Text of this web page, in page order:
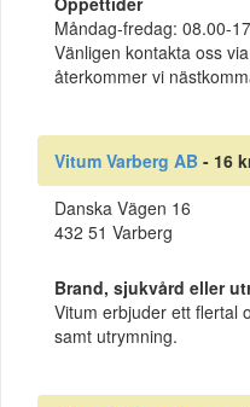
Måndag-fredag: 08.00-
Vänligen kontakta oss
återkommer vi
Vitum Varberg AB - 16
Danska Vägen 16
432 51 Varberg
Brand, sjukvård eller
Vitum erbjuder ett flertal
samt utrymning.